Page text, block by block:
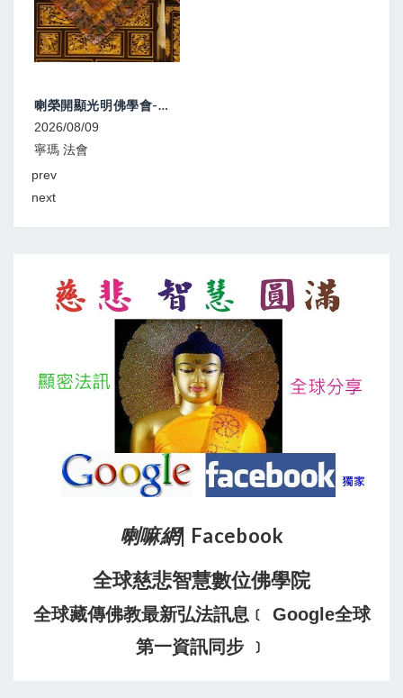
prev
next
喇嘛網| Facebook
全球慈悲智慧數位佛學院
全球藏傳佛教最新弘法訊息﹝ Google全球
第一資訊同步 ﹞